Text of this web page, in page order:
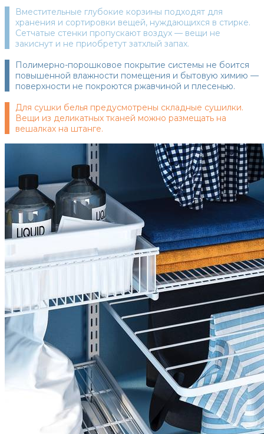
Вместительные глубокие корзины подходят для
хранения и сортировки вещей, нуждающихся в стирке.
Сетчатые стенки пропускают воздух — вещи не
закиснут и не приобретут затхлый запах.
Полимерно-порошковое покрытие системы не боится
повышенной влажности помещения и бытовую химию —
поверхности не покроются ржавчиной и плесенью.
Для сушки белья предусмотрены складные сушилки.
Вещи из деликатных тканей можно размещать на
вешалках на штанге.